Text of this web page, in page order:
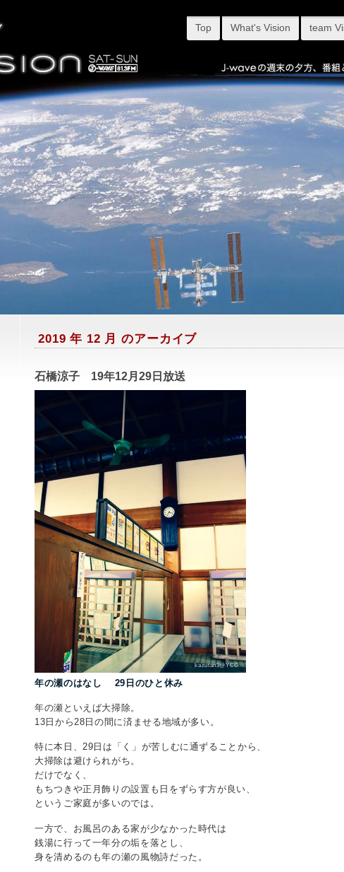
Top What's Vision team
2019 年 12 月 のアーカイブ
石橋涼子 19年12月29日放送
kazutan3@YCC
年の瀬のはなし 29日のひと休み
年の瀬といえば大掃除。
13日から28日の間に済ませる地域が多い。
特に本日、29日は「く」が苦しむに通ずることから、
大掃除は避けられがち。
だけでなく、
もちつきや正月飾りの設置も日をずらす方が良い、
というご家庭が多いのでは。
一方で、お風呂のある家が少なかった時代は
銭湯に行って一年分の垢を落とし、
身を清めるのも年の瀬の風物詩だった。